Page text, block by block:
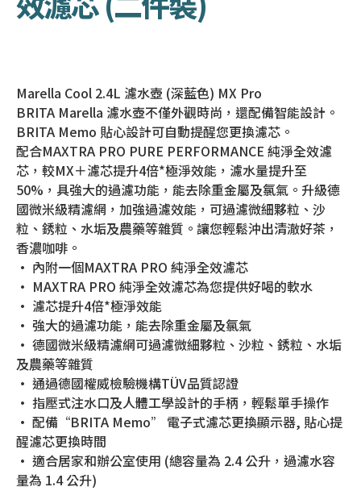
Marella Cool 2.4L 濾水壺 (深藍色) MX Pro
BRITA Marella 濾水壺不僅外觀時尚，還配備智能設計。
BRITA Memo 貼心設計可自動提醒您更換濾芯。
配合MAXTRA PRO PURE PERFORMANCE 純淨全效濾
芯，較MX＋濾芯提升4倍*極淨效能，濾水量提升至
50%，具強大的過濾功能，能去除重金屬及氯氣。升級德
國微米級精濾網，加強過濾效能，可過濾微細夥粒、沙
粒、銹粒、水垢及農藥等雜質。讓您輕鬆沖出清澈好茶，
香濃咖啡。
• 內附一個MAXTRA PRO 純淨全效濾芯
• MAXTRA PRO 純淨全效濾芯為您提供好喝的軟水
• 濾芯提升4倍*極淨效能
• 強大的過濾功能，能去除重金屬及氯氣
• 德國微米級精濾網可過濾微細夥粒、沙粒、銹粒、水垢
及農藥等雜質
• 通過德國權威檢驗機構TÜV品質認證
• 指壓式注水口及人體工學設計的手柄，輕鬆單手操作
• 配備“BRITA Memo” 電子式濾芯更換顯示器, 貼心提
醒濾芯更換時間
• 適合居家和辦公室使用 (總容量為 2.4 公升，過濾水容
量為 1.4 公升)